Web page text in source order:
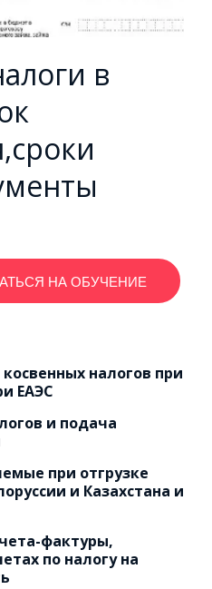
в
НА ОБУЧЕНИЕ
налогов при
ЕАЭС
и подача
при отгрузке
и Казахстана и
фактуры,
по налогу на